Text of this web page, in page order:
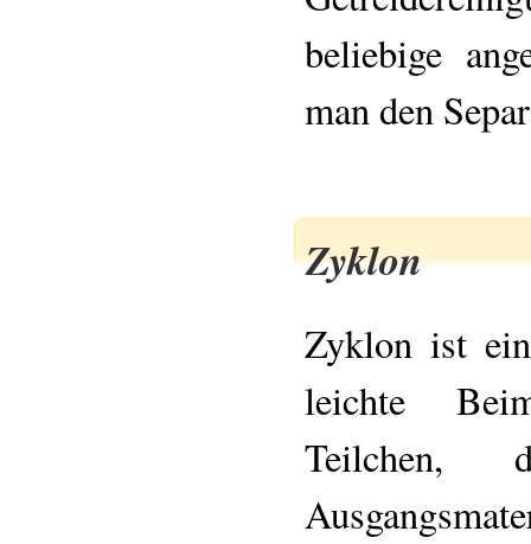
beliebige
man den
Zyklon
Zyklon ist
leichte
Teilchen,